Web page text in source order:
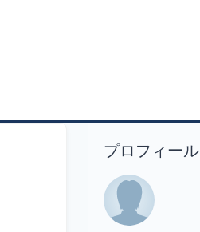
プロフィール